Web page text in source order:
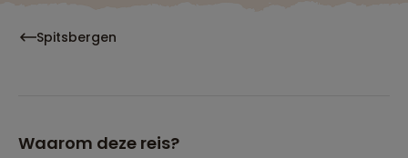
Spitsbergen
Waarom deze reis?